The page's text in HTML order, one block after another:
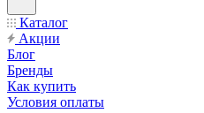
Каталог
Акции
Блог
Бренды
Как купить
Условия оплаты